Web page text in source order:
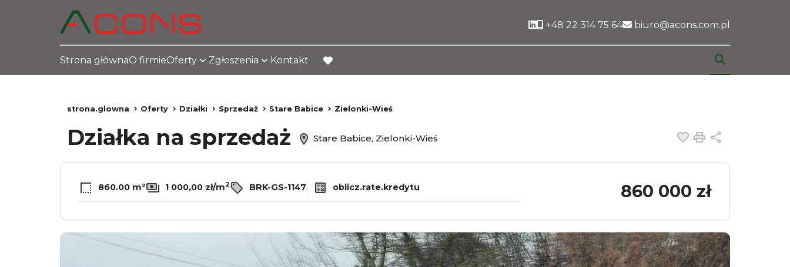
Social link
+48 22 314 75 64 biuro@acons.com.pl
Strona głównaO firmieOferty Zgłoszenia Kontakt
favorite
strona.glowna Oferty Działki Sprzedaż Stare Babice Zielonki-Wieś
Działka na sprzedaż Stare Babice, Zielonki-Wieś Dodaj do
Drukuj
860.00 m² 1 000,00 zł/m2 BRK-GS-1147 oblicz.rate.kredytu 860 000 zł